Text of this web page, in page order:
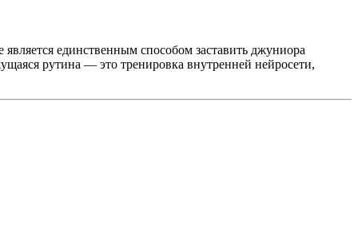
единственным способом заставить джуниора
рутина — это тренировка внутренней нейросети,